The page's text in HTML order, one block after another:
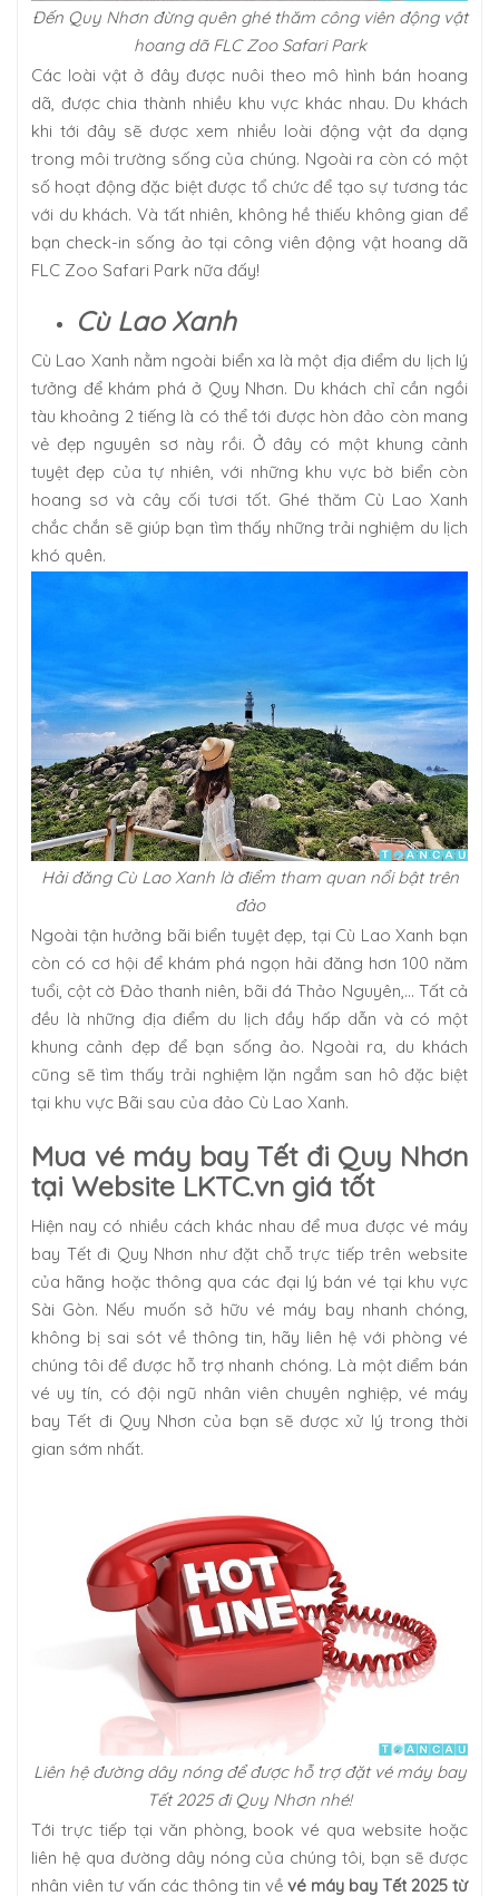
Đến Quy Nhơn đừng quên ghé thăm công viên động vật
hoang dã FLC Zoo Safari Park
Các loài vật ở đây được nuôi theo mô hình bán hoang
dã, được chia thành nhiều khu vực khác nhau. Du khách
khi tới đây sẽ được xem nhiều loài động vật đa dạng
trong môi trường sống của chúng. Ngoài ra còn có một
số hoạt động đặc biệt được tổ chức để tạo sự tương tác
với du khách. Và tất nhiên, không hề thiếu không gian để
bạn check-in sống ảo tại công viên động vật hoang dã
FLC Zoo Safari Park nữa đấy!
Cù Lao Xanh
Cù Lao Xanh nằm ngoài biển xa là một địa điểm du lịch lý
tưởng để khám phá ở Quy Nhơn. Du khách chỉ cần ngồi
tàu khoảng 2 tiếng là có thể tới được hòn đảo còn mang
vẻ đẹp nguyên sơ này rồi. Ở đây có một khung cảnh
tuyệt đẹp của tự nhiên, với những khu vực bờ biển còn
hoang sơ và cây cối tươi tốt. Ghé thăm Cù Lao Xanh
chắc chắn sẽ giúp bạn tìm thấy những trải nghiệm du lịch
khó quên.
Hải đăng Cù Lao Xanh là điểm tham quan nổi bật trên
đảo
Ngoài tận hưởng bãi biển tuyệt đẹp, tại Cù Lao Xanh bạn
còn có cơ hội để khám phá ngọn hải đăng hơn 100 năm
tuổi, cột cờ Đảo thanh niên, bãi đá Thảo Nguyên,... Tất cả
đều là những địa điểm du lịch đầy hấp dẫn và có một
khung cảnh đẹp để bạn sống ảo. Ngoài ra, du khách
cũng sẽ tìm thấy trải nghiệm lặn ngắm san hô đặc biệt
tại khu vực Bãi sau của đảo Cù Lao Xanh.
Mua vé máy bay Tết đi Quy Nhơn
tại Website LKTC.vn giá tốt
Hiện nay có nhiều cách khác nhau để mua được vé máy
bay Tết đi Quy Nhơn như đặt chỗ trực tiếp trên website
của hãng hoặc thông qua các đại lý bán vé tại khu vực
Sài Gòn. Nếu muốn sở hữu vé máy bay nhanh chóng,
không bị sai sót về thông tin, hãy liên hệ với phòng vé
chúng tôi để được hỗ trợ nhanh chóng. Là một điểm bán
vé uy tín, có đội ngũ nhân viên chuyên nghiệp, vé máy
bay Tết đi Quy Nhơn của bạn sẽ được xử lý trong thời
gian sớm nhất.
Liên hệ đường dây nóng để được hỗ trợ đặt vé máy bay
Tết 2025 đi Quy Nhơn nhé!
Tới trực tiếp tại văn phòng, book vé qua website hoặc
liên hệ qua đường dây nóng của chúng tôi, bạn sẽ được
nhân viên tư vấn các thông tin về vé máy bay Tết 2025 từ